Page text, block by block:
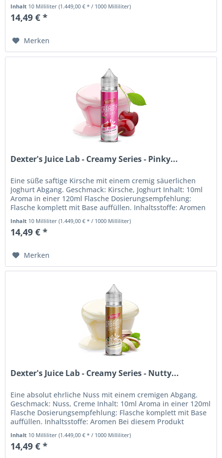
Inhalt 10 Milliliter(1.449,00 € * / 1000 Milliliter)
14,49 € *
Merken
Dexter's Juice Lab - Creamy Series - Pinky...
Eine süße saftige Kirsche mit einem cremig säuerlichen
Joghurt Abgang. Geschmack: Kirsche, Joghurt Inhalt: 10ml
Aroma in einer 120ml Flasche Dosierungsempfehlung:
Flasche komplett mit Base auffüllen. Inhaltsstoffe: Aromen
Inhalt 10 Milliliter(1.449,00 € * / 1000 Milliliter)
14,49 € *
Merken
Dexter's Juice Lab - Creamy Series - Nutty...
Eine absolut ehrliche Nuss mit einem cremigen Abgang.
Geschmack: Nuss, Creme Inhalt: 10ml Aroma in einer 120ml
Flasche Dosierungsempfehlung: Flasche komplett mit Base
auffüllen. Inhaltsstoffe: Aromen Bei diesem Produkt
handelt es sich um...
Inhalt 10 Milliliter(1.449,00 € * / 1000 Milliliter)
14,49 € *